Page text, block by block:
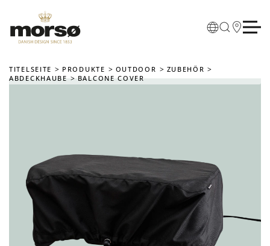
Skip to main content
TITELSEITE PRODUKTE OUTDOOR
ZUBEHÖR
ABDECKHAUBE
BALCONE COVER